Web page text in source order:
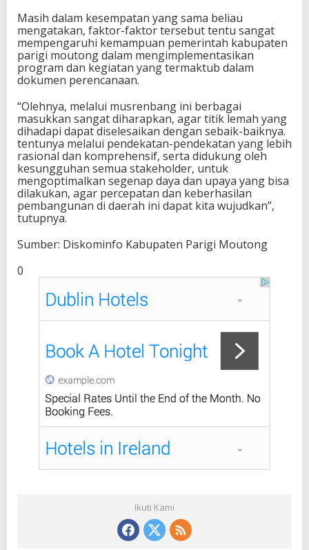
Masih dalam kesempatan yang sama beliau
mengatakan, faktor-faktor tersebut tentu sangat
mempengaruhi kemampuan pemerintah kabupaten
parigi moutong dalam mengimplementasikan
program dan kegiatan yang termaktub dalam
dokumen perencanaan.
“Olehnya, melalui musrenbang ini berbagai
masukkan sangat diharapkan, agar titik lemah yang
dihadapi dapat diselesaikan dengan sebaik-baiknya.
tentunya melalui pendekatan-pendekatan yang lebih
rasional dan komprehensif, serta didukung oleh
kesungguhan semua stakeholder, untuk
mengoptimalkan segenap daya dan upaya yang bisa
dilakukan, agar percepatan dan keberhasilan
pembangunan di daerah ini dapat kita wujudkan”,
tutupnya.
Sumber: Diskominfo Kabupaten Parigi Moutong
0
Ikuti Kami